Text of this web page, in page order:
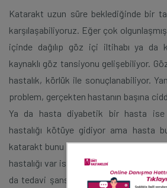
Katarakt uzun süre beklediğinde bir
karşılaşabiliyoruz. Eğer çok
içinde dağılıp göz içi iltihabı ya da
kaynaklı göz tansiyonu gelişebili­yor.
hastalık, körlük ile sonuçlanabiliyor.
problem, gerçekten hastanın başına
Ya da hasta diyabetik bir has­ta ise
hastalığı kötüye gidiyor ama hasta
katarakt bunu maskeleyebiliyor.
hastalığı var ise sarı nokta
da tedavi şansı kaybediliyor. O